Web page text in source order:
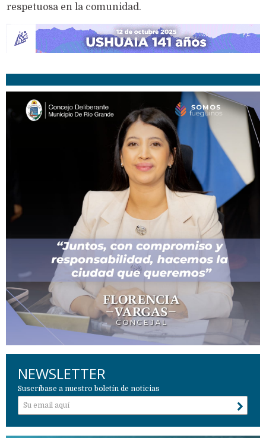
respetuosa en la comunidad.
NEWSLETTER
Suscríbase a nuestro boletín de noticias